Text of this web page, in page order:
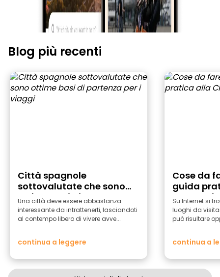
Blog più recenti
Città spagnole
sottovalutate che sono
ottime basi di partenza
per i viaggi
Una città deve essere abbastanza
interessante da intrattenerti, lasciandoti
al contempo libero di vivere avve...
continua a leggere
Cose da
guida
delle Luci
Su Internet si
luoghi da
può risultare
continua a